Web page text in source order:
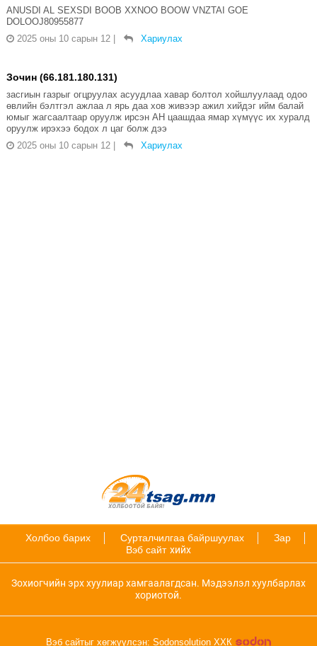
ANUSDI AL SEXSDI BOOB XXNOO BOOW VNZTAI GOE
DOLOOJ80955877
2025 оны 10 сарын 12
Хариулах
Зочин (66.181.180.131)
засгиын газрыг огцруулах асуудлаа хавар болтол хойшлуулаад одоо
өвлийн бэлтгэл ажлаа л ярь даа хов живээр ажил хийдэг ийм балай
юмыг жагсаалтаар оруулж ирсэн АН цаашдаа ямар хүмүүс их хуралд
оруулж ирэхээ бодох л цаг болж дээ
2025 оны 10 сарын 12
Хариулах
Холбоо барих Сурталчилгаа байршуулах
Зар
Вэб сайт хийх
Зохиогчийн эрх хуулиар хамгаалагдсан. Мэдээлэл хуулбарлах
хориотой.
Вэб сайтыг хөгжүүлсэн: Sodonsolution ХХК